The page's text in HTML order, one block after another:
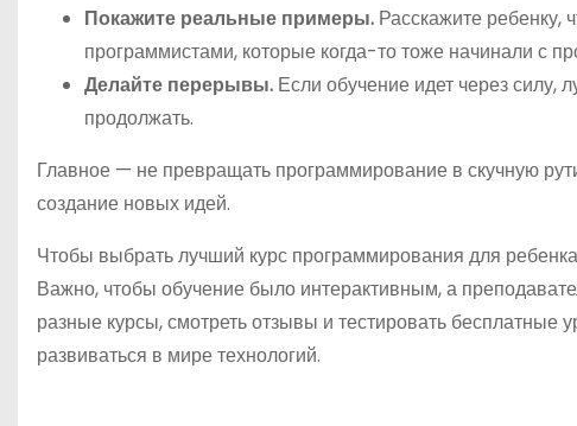
Покажите реальные примеры. Расскажите
программистами, которые когда-то тоже начинали с
Делайте перерывы. Если обучение идет через силу,
продолжать.
Главное — не превращать программирование в скучную
создание новых идей.
Чтобы выбрать лучший курс программирования для
Важно, чтобы обучение было интерактивным, а
разные курсы, смотреть отзывы и тестировать
развиваться в мире технологий.